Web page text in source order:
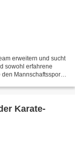
erweitern und sucht
sowohl erfahrene
Mannschaftssport
Karate-